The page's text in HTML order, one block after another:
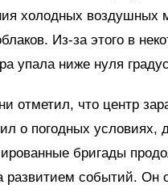
холодных воздушных
Из-за этого в
упала ниже нуля
отметил, что центр
о погодных условиях,
бригады
развитием событий. Он